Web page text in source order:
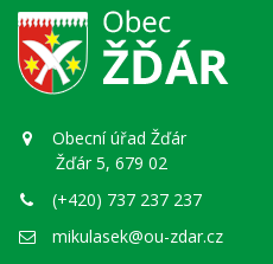
Obecní úřad Žďár
Žďár 5, 679 02
(+420) 737 237 237
mikulasek@ou-zdar.cz